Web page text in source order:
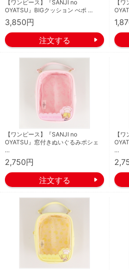
【ワンピース】『SANJI no
OYATSU』BIGクッション べポ …
3,850円
【
【ワンピース】『SANJI no
OYATSU』窓付きぬいぐるみポシェ
…
2,750円
【
…